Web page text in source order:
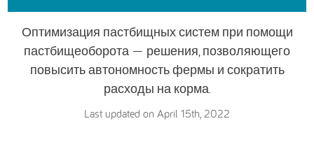
ENGLISH
Оптимизация пастбищных систем при помощи
пастбищеоборота — решения, позволяющего
повысить автономность фермы и сократить
расходы на корма.
Last updated on April 15th, 2022